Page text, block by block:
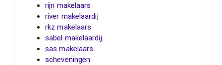
rijn makelaars
river makelaardij
rkz makelaars
sabel makelaardij
sas makelaars
scheveningen